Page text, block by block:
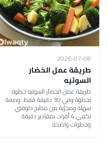
2026-07-08
طريقة عمل الخضار
السوتيه
طريقة عمل الخضار السوتيه خطوة
بخطوة وفي 30 دقيقة فقط. وصفة
سهلة ومجرّبة من مطبخ دلوقتي
تكفي 4 أفراد، بمقادير دقيقة
وخطوات واضحة.